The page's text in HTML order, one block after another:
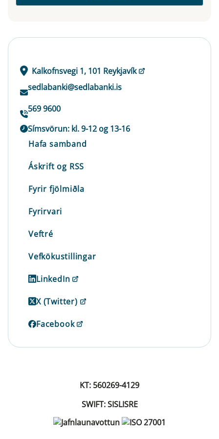
Kalkofnsvegi 1, 101 Reykjavík
sedlabanki@sedlabanki.is
569 9600
Símsvörun: kl. 9-12 og 13-16
Hafa samband
Áskrift og RSS
Fyrir fjölmiðla
Fyrirvari
Veftré
Vefkökustillingar
LinkedIn
X (Twitter)
Facebook
KT: 560269-4129
SWIFT: SISLISRE